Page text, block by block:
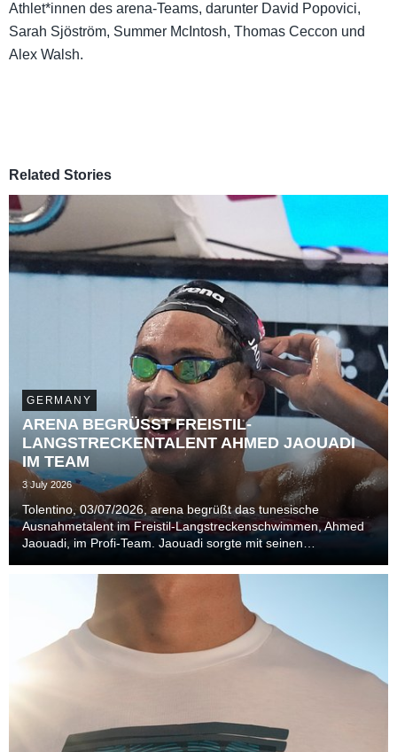
Athlet*innen des arena-Teams, darunter David Popovici,
Sarah Sjöström, Summer McIntosh, Thomas Ceccon und
Alex Walsh.
Related Stories
GERMANY
ARENA BEGRÜSST FREISTIL-
LANGSTRECKENTALENT AHMED JAOUADI
IM TEAM
3 July 2026
Tolentino, 03/07/2026, arena begrüßt das tunesische
Ausnahmetalent im Freistil-Langstreckenschwimmen, Ahmed
Jaouadi, im Profi-Team. Jaouadi sorgte mit seinen
und 2025 in Singapur für Furore in der Szene.